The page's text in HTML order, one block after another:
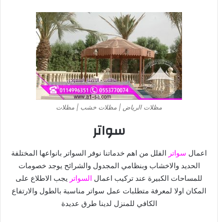
مظلات الرياض | مظلات خشب | مظلات
سواتر
اعمال سواتر الفلل من اهم خدماتنا نوفر السواتر بانواعها المختلفة
الحديد والاخشاب وبنظامي المجدول والشرائح يوجد خصومات
للمساحات الكبيرة عند تركيب اعمال السواتر يجب الاطلاع على
المكان اولا لمعرفة متطلبات عمل سواتر مناسبة بالطول والارتفاع
الكافي للمنزل لدينا طرق عديدة